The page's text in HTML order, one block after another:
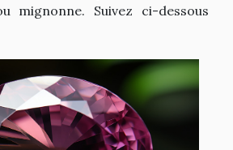
mignonne. Suivez ci-dessous